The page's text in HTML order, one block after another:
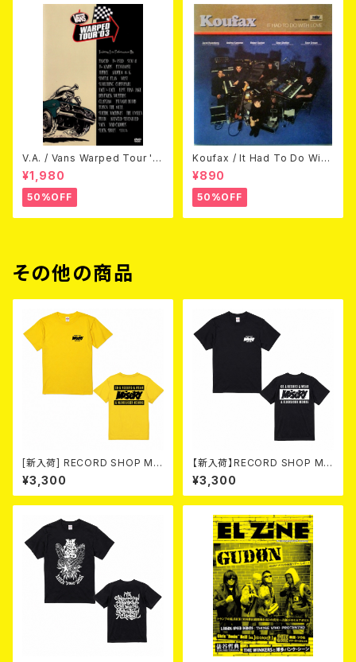
V.A. / Vans Warped Tour '0
3 (DVD)
¥1,980
50%OFF
Koufax / It Had To Do With
Love (CD)
¥890
50%OFF
その他の商品
[新入荷] RECORD SHOP MIS
ERY / 33th anniversary T-s
hirts (yellow ①)
¥3,300
【新入荷】RECORD SHOP MIS
ERY / 33th anniversary T-s
hirts (black ①)
¥3,300